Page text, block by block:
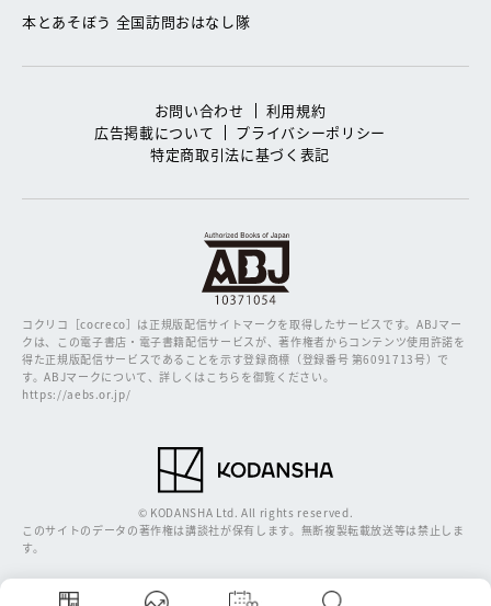
本とあそぼう 全国訪問おはなし隊
お問い合わせ
利用規約
広告掲載について
プライバシーポリシー
特定商取引法に基づく表記
コクリコ［cocreco］は正規版配信サイトマークを取得したサービスです。ABJマー
クは、この電子書店・電子書籍配信サービスが、著作権者からコンテンツ使用許諾を
得た正規版配信サービスであることを示す登録商標（登録番号 第6091713号）で
す。ABJマークについて、詳しくはこちらを御覧ください。
https://aebs.or.jp/
© KODANSHA Ltd. All rights reserved.
このサイトのデータの著作権は講談社が保有します。無断複製転載放送等は禁止しま
す。